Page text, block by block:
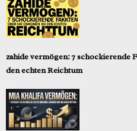
zahide vermögen: 7 schockierende
den echten Reichtum